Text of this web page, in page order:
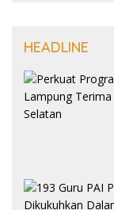
HEADLINE